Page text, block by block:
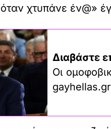
χτυπάνε έν@»
Διαβάστε
Οι